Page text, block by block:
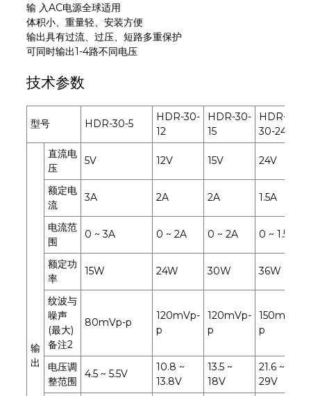
输 入AC电源全球适用
体积小、重量轻、安装方便
输出具有过流、过压、短路多重保护
可同时输出1-4路不同电压
技术参数
型号 HDR-30-5
HDR-30-
12
HDR-30-
15
HDR-
30-24
输
出
直流电
压
5V 12V 15V 24V
额定电
流
3A 2A 2A 1.5A
电流范
围
0 ~ 3A 0 ~ 2A 0 ~ 2A 0 ~ 1.5A
额定功
率
15W 24W 30W 36W
纹波与
噪声
(最大)
备注2
80mVp-p
120mVp-
p
120mVp-
p
150mVp-
p
电压调
整范围
4.5 ~ 5.5V
10.8 ~
13.8V
13.5 ~
18V
21.6 ~
29V